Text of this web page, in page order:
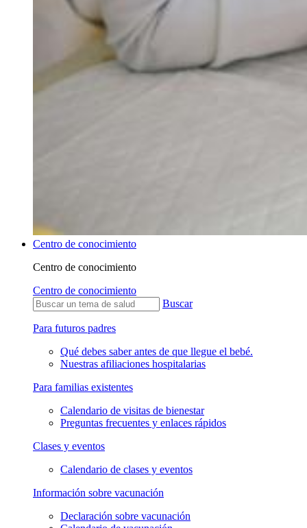
Centro de conocimiento
Centro de conocimiento
Centro de conocimiento
Buscar
Para futuros padres
Qué debes saber antes de que llegue el bebé.
Nuestras afiliaciones hospitalarias
Para familias existentes
Calendario de visitas de bienestar
Preguntas frecuentes y enlaces rápidos
Clases y eventos
Calendario de clases y eventos
Información sobre vacunación
Declaración sobre vacunación